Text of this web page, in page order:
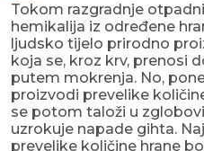
Tokom razgradnje
hemikalija iz određene
ljudsko tijelo prirodno
koja se, kroz krv, prenosi
putem mokrenja. No,
proizvodi prevelike
se potom taloži u
uzrokuje napade gihta.
prevelike količine hrane